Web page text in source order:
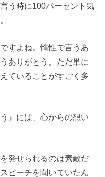
う時に100パーセント気
すよね。惰性で言うあ
ありがとう。ただ単に
ていることがすごく多
』には、心からの想い
発せられるのは素敵だ
ピーチを聞いていたん